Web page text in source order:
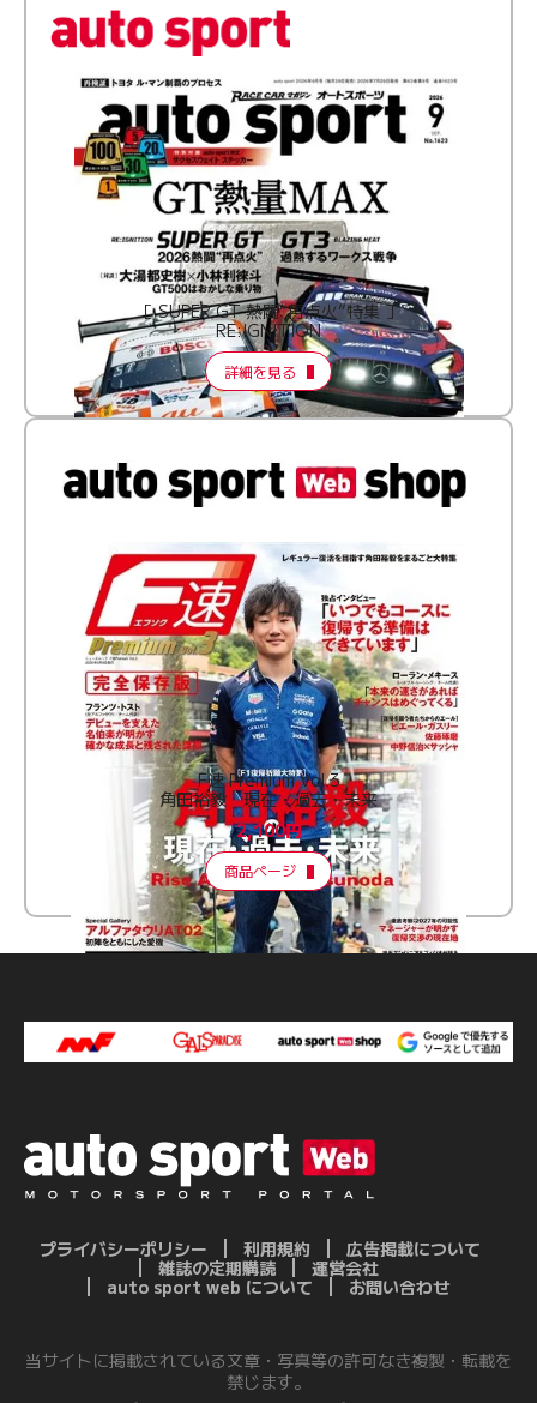
［ SUPER GT 熱闘“再点火”特集 ］
RE:IGNITION
詳細を見る
F速 Premium Vol.3
角田裕毅 現在・過去・未来
2,100円
商品ページ
プライバシーポリシー 利用規約
広告掲載について
雑誌の定期購読
運営会社
auto sport web について
お問い合わせ
当サイトに掲載されている文章・写真等の許可なき複製・転載を
禁じます。